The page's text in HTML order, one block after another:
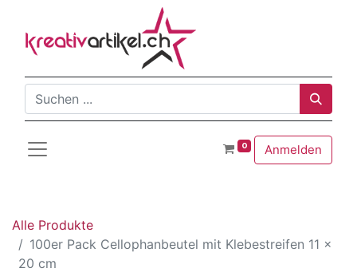
0 Anmelden
Alle Produkte
100er Pack Cellophanbeutel mit Klebestreifen 11 x
20 cm